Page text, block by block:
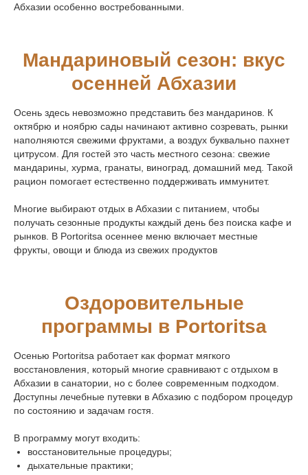
Абхазии особенно востребованными.
Мандариновый сезон: вкус
осенней Абхазии
Осень здесь невозможно представить без мандаринов. К
октябрю и ноябрю сады начинают активно созревать, рынки
наполняются свежими фруктами, а воздух буквально пахнет
цитрусом. Для гостей это часть местного сезона: свежие
мандарины, хурма, гранаты, виноград, домашний мед. Такой
рацион помогает естественно поддерживать иммунитет.
Многие выбирают отдых в Абхазии с питанием, чтобы
получать сезонные продукты каждый день без поиска кафе и
рынков. В Portoritsa осеннее меню включает местные
фрукты, овощи и блюда из свежих продуктов
Оздоровительные
программы в Portoritsa
Осенью Portoritsa работает как формат мягкого
восстановления, который многие сравнивают с отдыхом в
Абхазии в санатории, но с более современным подходом.
Доступны лечебные путевки в Абхазию с подбором процедур
по состоянию и задачам гостя.
В программу могут входить:
восстановительные процедуры;
дыхательные практики;